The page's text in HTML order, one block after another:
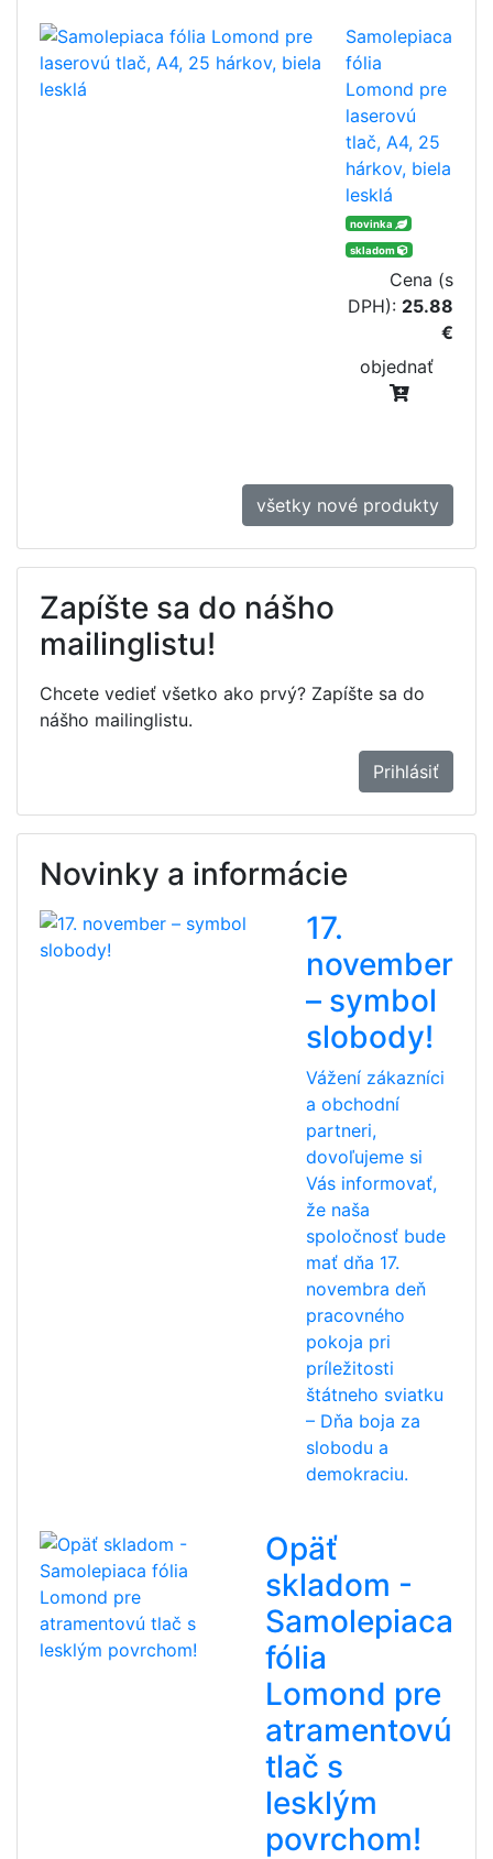
Samolepiaca
fólia
Lomond pre
laserovú
tlač, A4, 25
hárkov, biela
lesklá
novinka
skladom
Cena (s
DPH): 25.88
€
objednať
všetky nové produkty
Zapíšte sa do nášho
mailinglistu!
Chcete vedieť všetko ako prvý? Zapíšte sa do
nášho mailinglistu.
Prihlásiť
Novinky a informácie
17.
november
– symbol
slobody!
Vážení zákazníci
a obchodní
partneri,
dovoľujeme si
Vás informovať,
že naša
spoločnosť bude
mať dňa 17.
novembra deň
pracovného
pokoja pri
príležitosti
štátneho sviatku
– Dňa boja za
slobodu a
demokraciu.
Opäť
skladom -
Samolepiaca
fólia
Lomond pre
atramentovú
tlač s
lesklým
povrchom!